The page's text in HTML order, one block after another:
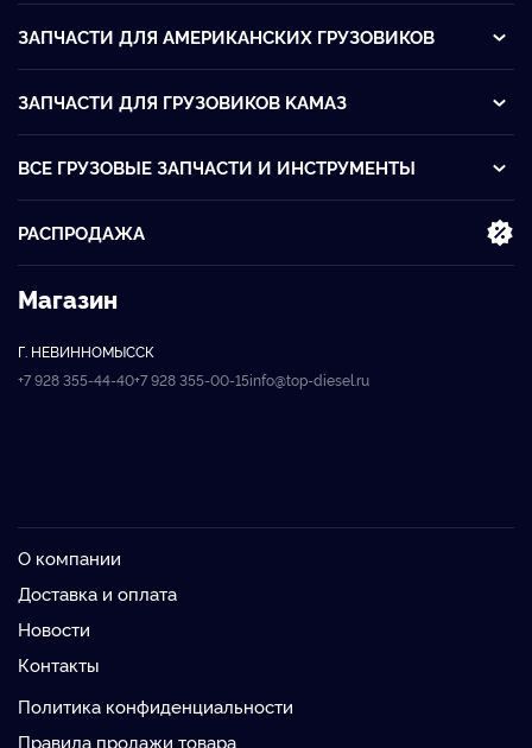
ЗАПЧАСТИ ДЛЯ АМЕРИКАНСКИХ ГРУЗОВИКОВ
ЗАПЧАСТИ ДЛЯ ГРУЗОВИКОВ KАМАЗ
ВСЕ ГРУЗОВЫЕ ЗАПЧАСТИ И ИНСТРУМЕНТЫ
РАСПРОДАЖА
Магазин
Г. НЕВИННОМЫССК
+7 928 355-44-40+7 928 355-00-15info@top-diesel.ru
О компании
Доставка и оплата
Новости
Контакты
Политика конфиденциальности
Правила продажи товара